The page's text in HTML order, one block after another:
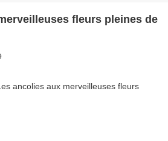
fleurs pleines de